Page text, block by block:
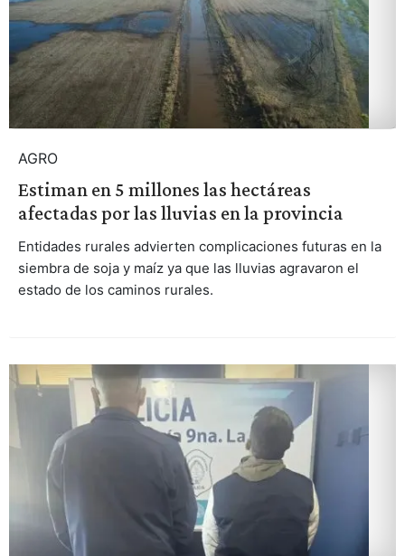
AGRO
Estiman en 5 millones las hectáreas
afectadas por las lluvias en la provincia
Entidades rurales advierten complicaciones futuras en la
siembra de soja y maíz ya que las lluvias agravaron el
estado de los caminos rurales.